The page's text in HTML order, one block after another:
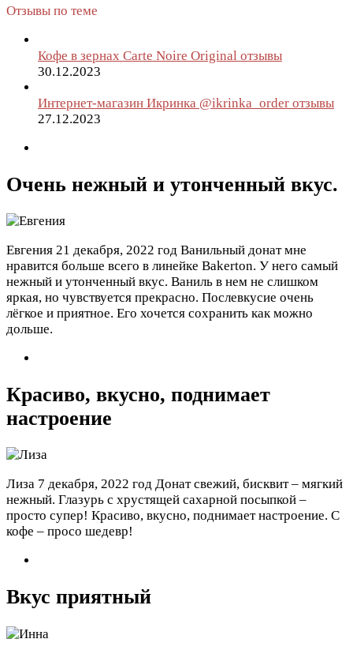
Отзывы по теме
Кофе в зернах Carte Noire Original отзывы
30.12.2023
Интернет-магазин Икринка @ikrinka_order отзывы
27.12.2023
Очень нежный и утонченный вкус.
Евгения 21 декабря, 2022 год Ванильный донат мне
нравится больше всего в линейке Bakerton. У него самый
нежный и утонченный вкус. Ваниль в нем не слишком
яркая, но чувствуется прекрасно. Послевкусие очень
лёгкое и приятное. Его хочется сохранить как можно
дольше.
Красиво, вкусно, поднимает
настроение
Лиза 7 декабря, 2022 год Донат свежий, бисквит – мягкий
нежный. Глазурь с хрустящей сахарной посыпкой –
просто супер! Красиво, вкусно, поднимает настроение. С
кофе – просо шедевр!
Вкус приятный